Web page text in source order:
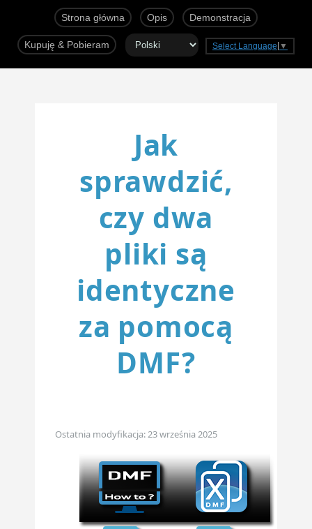
Strona główna Opis Demonstracja
Kupuję & Pobieram Select Language ▼
Jak
sprawdzić,
czy dwa
pliki są
identyczne
za pomocą
DMF?
Ostatnia modyfikacja: 23 września 2025